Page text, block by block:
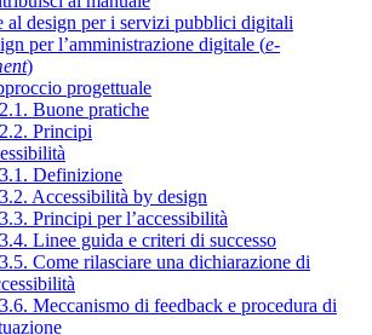
al design per i servizi pubblici digitali
per l’amministrazione digitale (e-
)
progettuale
Buone pratiche
Principi
Definizione
Accessibilità by design
Principi per l’accessibilità
Linee guida e criteri di successo
Come rilasciare una dichiarazione di
Meccanismo di feedback e procedura di